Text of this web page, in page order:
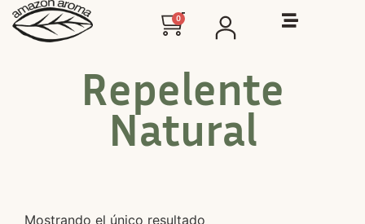
0
Repelente
Natural
Mostrando el único resultado